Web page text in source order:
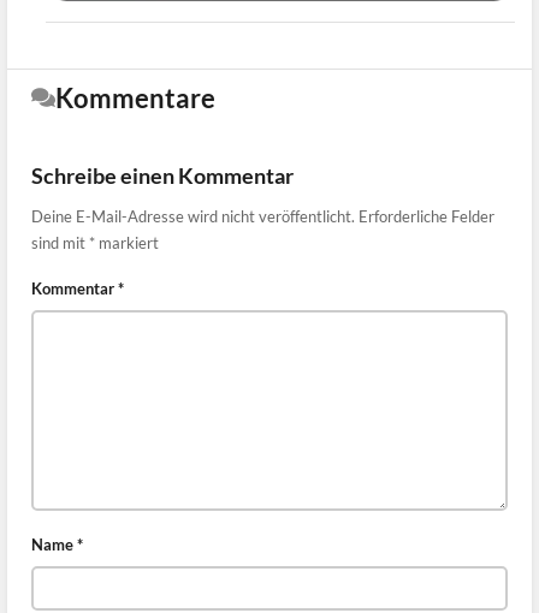
Kommentare
Schreibe einen Kommentar
Deine E-Mail-Adresse wird nicht veröffentlicht. Erforderliche Felder
sind mit * markiert
Kommentar*
Name*